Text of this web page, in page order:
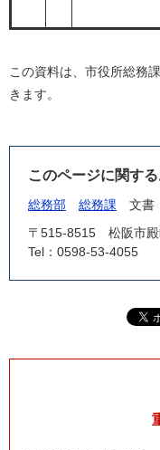
この資料は、市役所総務
きます。
このページに関す
総務部 総務課
文書
〒515-8515
松阪市
Tel：0598-53-4055